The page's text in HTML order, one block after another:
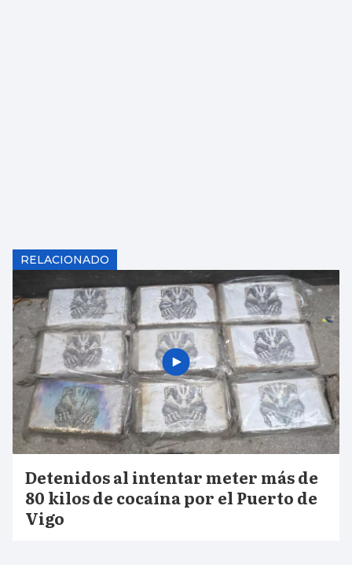
RELACIONADO
Detenidos al intentar meter más de
80 kilos de cocaína por el Puerto de
Vigo